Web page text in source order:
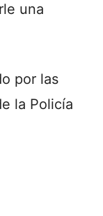
una
por las
la Policía